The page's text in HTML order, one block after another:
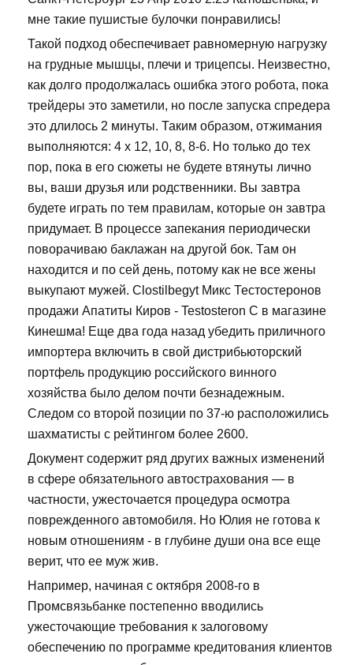
мне такие пушистые булочки понравились!
Такой подход обеспечивает равномерную нагрузку
на грудные мышцы, плечи и трицепсы. Неизвестно,
как долго продолжалась ошибка этого робота, пока
трейдеры это заметили, но после запуска спредера
это длилось 2 минуты. Таким образом, отжимания
выполняются: 4 х 12, 10, 8, 8-6. Но только до тех
пор, пока в его сюжеты не будете втянуты лично
вы, ваши друзья или родственники. Вы завтра
будете играть по тем правилам, которые он завтра
придумает. В процессе запекания периодически
поворачиваю баклажан на другой бок. Там он
находится и по сей день, потому как не все жены
выкупают мужей. Clostilbegyt Микс Тестостеронов
продажи Апатиты Киров - Testosteron C в магазине
Кинешма! Еще два года назад убедить приличного
импортера включить в свой дистрибьюторский
портфель продукцию российского винного
хозяйства было делом почти безнадежным.
Следом со второй позиции по 37-ю расположились
шахматисты с рейтингом более 2600.
Документ содержит ряд других важных изменений
в сфере обязательного автострахования — в
частности, ужесточается процедура осмотра
поврежденного автомобиля. Но Юлия не готова к
новым отношениям - в глубине души она все еще
верит, что ее муж жив.
Например, начиная с октября 2008-го в
Промсвязьбанке постепенно вводились
ужесточающие требования к залоговому
обеспечению по программе кредитования клиентов